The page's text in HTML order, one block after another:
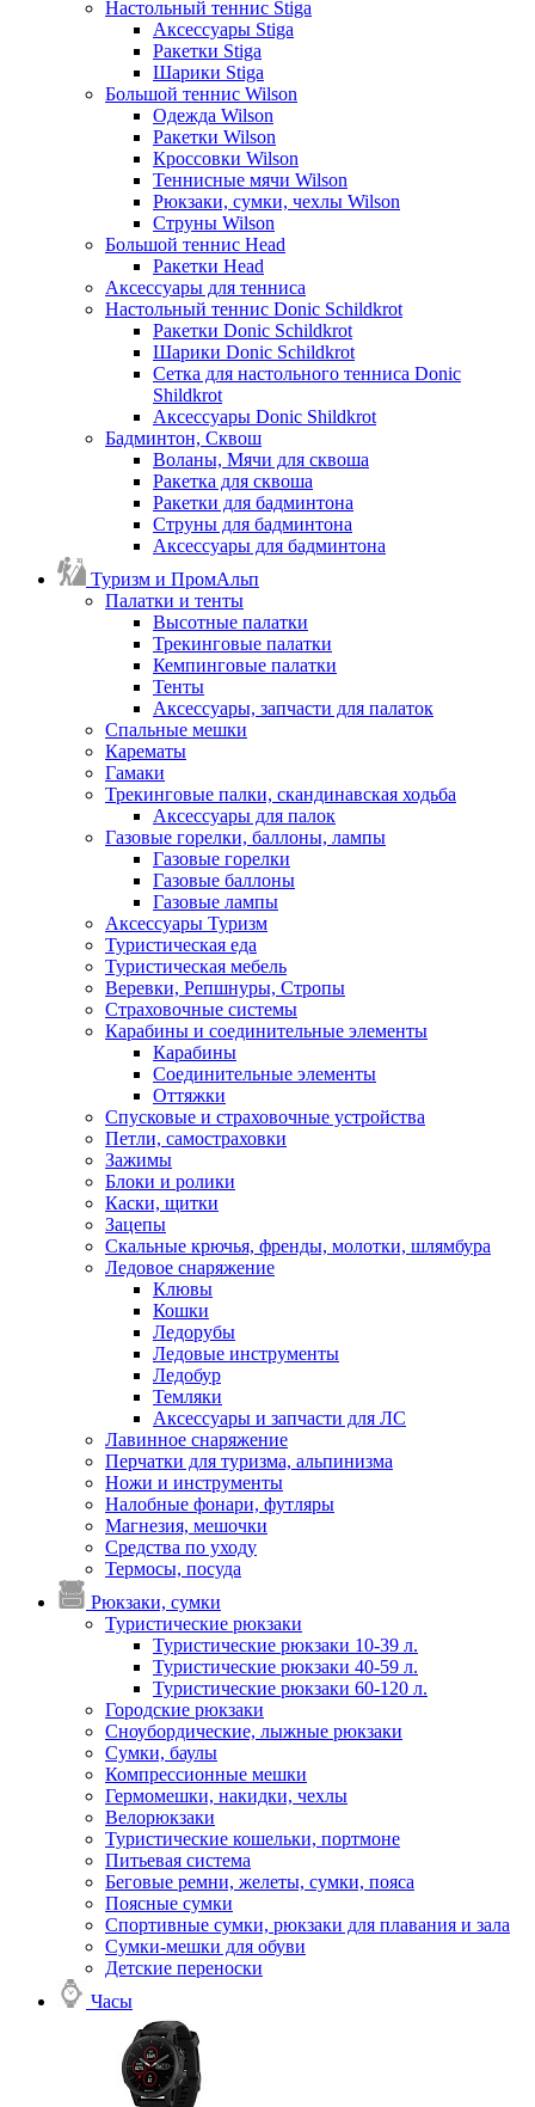
Настольный теннис Stiga
Аксессуары Stiga
Ракетки Stiga
Шарики Stiga
Большой теннис Wilson
Одежда Wilson
Ракетки Wilson
Кроссовки Wilson
Теннисные мячи Wilson
Рюкзаки, сумки, чехлы Wilson
Струны Wilson
Большой теннис Head
Ракетки Head
Аксессуары для тенниса
Настольный теннис Donic Schildkrot
Ракетки Donic Schildkrot
Шарики Donic Schildkrot
Сетка для настольного тенниса Donic
Shildkrot
Аксессуары Donic Shildkrot
Бадминтон, Сквош
Воланы, Мячи для сквоша
Ракетка для сквоша
Ракетки для бадминтона
Струны для бадминтона
Аксессуары для бадминтона
Туризм и ПромАльп
Палатки и тенты
Высотные палатки
Трекинговые палатки
Кемпинговые палатки
Тенты
Аксессуары, запчасти для палаток
Спальные мешки
Карематы
Гамаки
Трекинговые палки, скандинавская ходьба
Аксессуары для палок
Газовые горелки, баллоны, лампы
Газовые горелки
Газовые баллоны
Газовые лампы
Аксессуары Туризм
Туристическая еда
Туристическая мебель
Веревки, Репшнуры, Стропы
Страховочные системы
Карабины и соединительные элементы
Карабины
Соединительные элементы
Оттяжки
Спусковые и страховочные устройства
Петли, самостраховки
Зажимы
Блоки и ролики
Каски, щитки
Зацепы
Скальные крючья, френды, молотки, шлямбура
Ледовое снаряжение
Клювы
Кошки
Ледорубы
Ледовые инструменты
Ледобур
Темляки
Аксессуары и запчасти для ЛС
Лавинное снаряжение
Перчатки для туризма, альпинизма
Ножи и инструменты
Налобные фонари, футляры
Магнезия, мешочки
Средства по уходу
Термосы, посуда
Рюкзаки, сумки
Туристические рюкзаки
Туристические рюкзаки 10-39 л.
Туристические рюкзаки 40-59 л.
Туристические рюкзаки 60-120 л.
Городские рюкзаки
Сноубордические, лыжные рюкзаки
Сумки, баулы
Компрессионные мешки
Гермомешки, накидки, чехлы
Велорюкзаки
Туристические кошельки, портмоне
Питьевая система
Беговые ремни, желеты, сумки, пояса
Поясные сумки
Спортивные сумки, рюкзаки для плавания и зала
Сумки-мешки для обуви
Детские переноски
Часы